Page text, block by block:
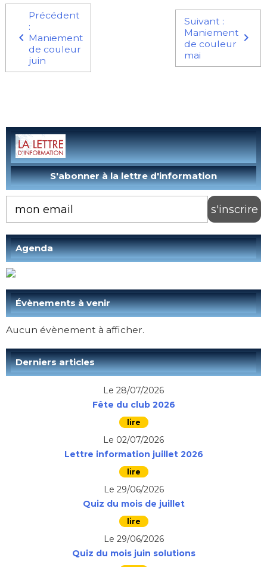
Précédent
:
Maniement
de couleur
juin
Suivant :
Maniement
de couleur
mai
Agenda
Évènements à venir
Aucun évènement à afficher.
Derniers articles
Le 28/07/2026
Fête du club 2026
Le 02/07/2026
Lettre information juillet 2026
Le 29/06/2026
Quiz du mois de juillet
Le 29/06/2026
Quiz du mois juin solutions